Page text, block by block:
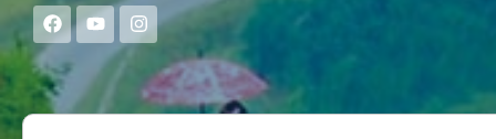
F
a
c
e
b
o
Y
o
u
t
u
b
I
n
s
a
g
Search